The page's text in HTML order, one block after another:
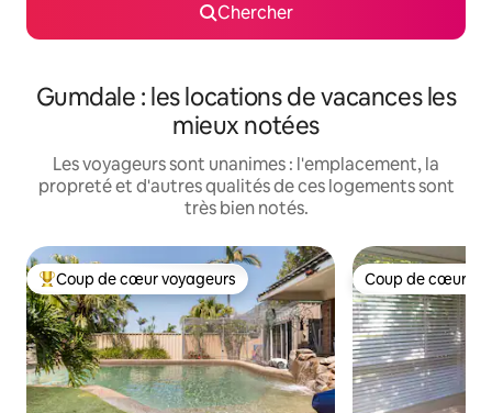
Chercher
Gumdale : les locations de vacances les
mieux notées
Les voyageurs sont unanimes : l'emplacement, la
propreté et d'autres qualités de ces logements sont
très bien notés.
Coup de cœur voyageurs parmi les plus aimés
Coup de cœur voyageurs Coup de cœur
Coup de cœur